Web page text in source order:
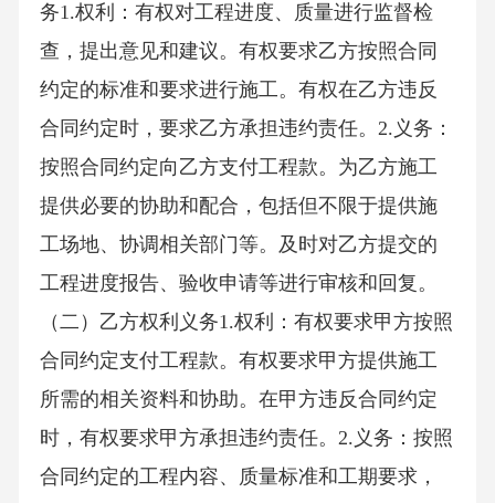
务1.权利：有权对工程进度、质量进行监督检
查，提出意见和建议。有权要求乙方按照合同
约定的标准和要求进行施工。有权在乙方违反
合同约定时，要求乙方承担违约责任。2.义务：
按照合同约定向乙方支付工程款。为乙方施工
提供必要的协助和配合，包括但不限于提供施
工场地、协调相关部门等。及时对乙方提交的
工程进度报告、验收申请等进行审核和回复。
（二）乙方权利义务1.权利：有权要求甲方按照
合同约定支付工程款。有权要求甲方提供施工
所需的相关资料和协助。在甲方违反合同约定
时，有权要求甲方承担违约责任。2.义务：按照
合同约定的工程内容、质量标准和工期要求，